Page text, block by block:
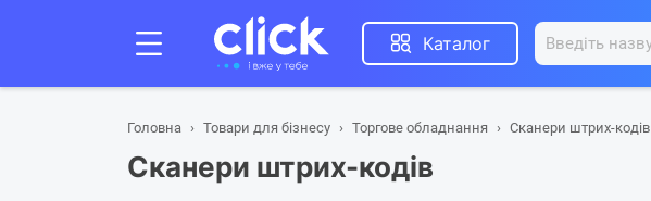
Каталог
Головна Товари для бізнесу Торгове обладнання Сканери штрих-кодів
Сканери штрих-кодів